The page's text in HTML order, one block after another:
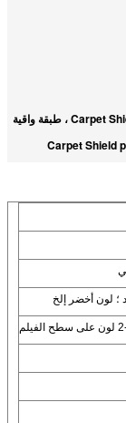
فيلم واقي من Carpet Shield ، طبقة واقية من Carpet Shield ، طبقة واقية
Carpet Shield
؛ لون أخضر إلخ